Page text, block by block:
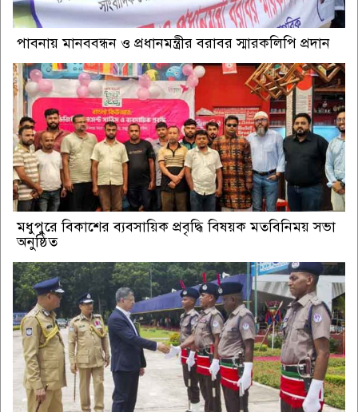
পাবনায় মানববন্ধন ও প্রধানমন্ত্রীর বরাবর স্মারকলিপি প্রদান
মধুপুরে বিকাশের ব্যবসায়িক প্রবৃদ্ধি বিষয়ক মতবিনিময় সভা
অনুষ্ঠিত